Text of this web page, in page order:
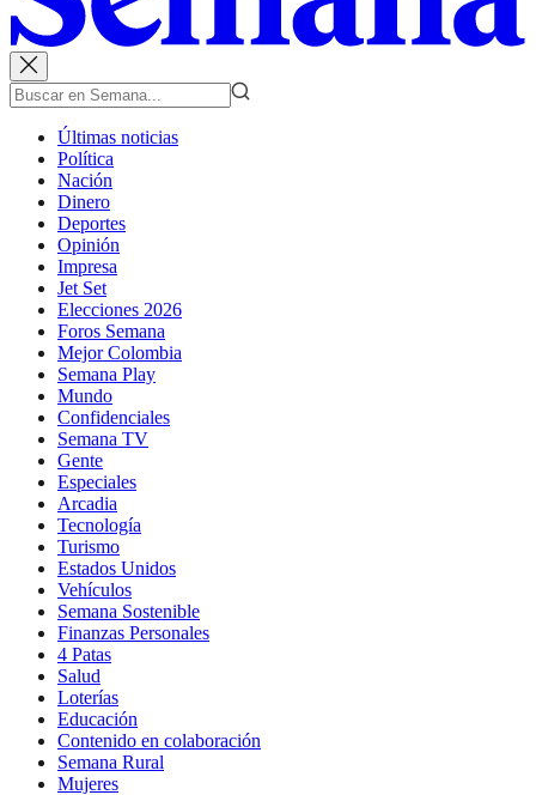
Últimas noticias
Política
Nación
Dinero
Deportes
Opinión
Impresa
Jet Set
Elecciones 2026
Foros Semana
Mejor Colombia
Semana Play
Mundo
Confidenciales
Semana TV
Gente
Especiales
Arcadia
Tecnología
Turismo
Estados Unidos
Vehículos
Semana Sostenible
Finanzas Personales
4 Patas
Salud
Loterías
Educación
Contenido en colaboración
Semana Rural
Mujeres